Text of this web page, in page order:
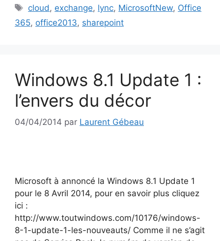
Étiquettes
cloud , exchange, lync, MicrosoftNew, Office
365, office2013, sharepoint
Windows 8.1 Update 1 :
l’envers du décor
04/04/2014 par Laurent Gébeau
Microsoft à annoncé la Windows 8.1 Update 1
pour le 8 Avril 2014, pour en savoir plus cliquez
ici :
http://www.toutwindows.com/10176/windows-
8-1-update-1-les-nouveauts/ Comme il ne s’agit